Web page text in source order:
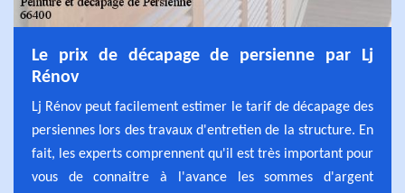
Le prix de décapage de persienne par Lj
Rénov
Lj Rénov peut facilement estimer le tarif de décapage des
persiennes lors des travaux d'entretien de la structure. En
fait, les experts comprennent qu'il est très important pour
vous de connaitre à l'avance les sommes d'argent